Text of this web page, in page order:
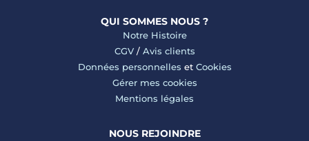
QUI SOMMES NOUS ?
Notre Histoire
CGV/ Avis clients
Données personnelles et Cookies
Gérer mes cookies
Mentions légales
NOUS REJOINDRE